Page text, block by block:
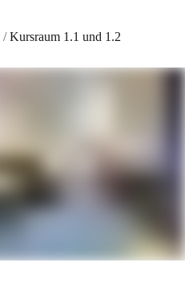
/Kursraum 1.1 und 1.2